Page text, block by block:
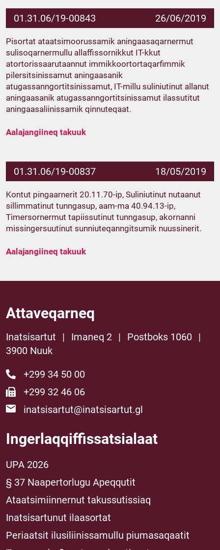
01.31.06/19-00843 26/06/2019
Pisortat ataatsimoorussamik aningaasaqarnermut
sulisoqarnermullu allaffissornikkut IT-kkut
atortorissaarutaannut immikkoortortaqarfimmik
pilersitsinissamut aningaasanik
atugassanngortitsinissamut, IT-millu suliniutinut allanut
aningaasanik atugassanngortitsinissamut ilassutitut
aningaasaliinissamik qinnuteqaat.
Aalajangiineq takuuk
01.31.06/19-00837 18/05/2019
Kontut pingaarnerit 20.11.70-ip, Suliniutinut nutaanut
sillimmatinut tunngasup, aam-ma 40.94.13-ip,
Timersornermut tapiissutinut tunngasup, akornanni
missingersuutinut sunniuteqanngitsumik nuussinerit.
Aalajangiineq takuuk
Attaveqarneq
Inatsisartut | Imaneq 2 | Postboks 1060
|
3900 Nuuk
+299 34 50 00
+299 32 46 06
inatsisartut@inatsisartut.gl
Ingerlaqqiffissatsialaat
UPA 2026
§ 37 Naapertorlugu Apeqqutit
Ataatsimiinnernut takussutissiaq
Inatsisartunut ilaasortat
Periaatsit ilusiliinissamullu piumasaqaatit